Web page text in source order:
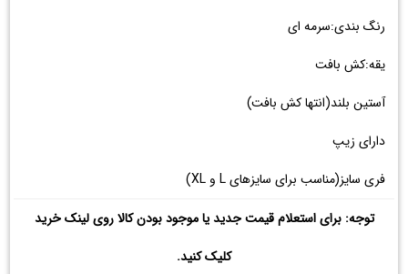
رنگ بندی:سرمه ای
یقه:کش بافت
آستین بلند(انتها کش بافت)
دارای زیپ
فری سایز(مناسب برای سایزهای L و XL)
توجه: برای استعلام قیمت جدید یا موجود بودن کالا روی لینک خرید
کلیک کنید.